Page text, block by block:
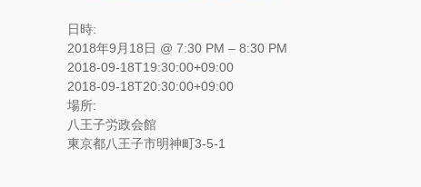
日時:
2018年9月18日 @ 7:30 PM – 8:30 PM
2018-09-18T19:30:00+09:00
2018-09-18T20:30:00+09:00
場所:
八王子労政会館
東京都八王子市明神町3-5-1